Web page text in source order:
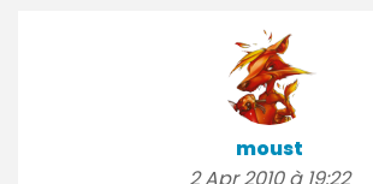
moust
2 Apr 2010 à 19:22